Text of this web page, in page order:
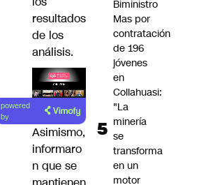
resultados
de los
análisis.
Lea el
artículo
powered
by
Asimismo,
informaro
n que se
Biministro
Mas por
contratación
de 196
jóvenes
en
Collahuasi:
"La
minería
se
transforma
en un
motor